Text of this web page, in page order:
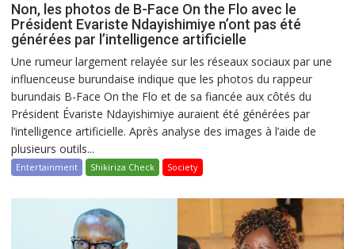
Non, les photos de B-Face On the Flo avec le
Président Evariste Ndayishimiye n’ont pas été
générées par l’intelligence artificielle
Une rumeur largement relayée sur les réseaux sociaux par une
influenceuse burundaise indique que les photos du rappeur
burundais B-Face On the Flo et de sa fiancée aux côtés du
Président Évariste Ndayishimiye auraient été générées par
l’intelligence artificielle. Après analyse des images à l’aide de
plusieurs outils...
Entertainment Shikiriza Check Society